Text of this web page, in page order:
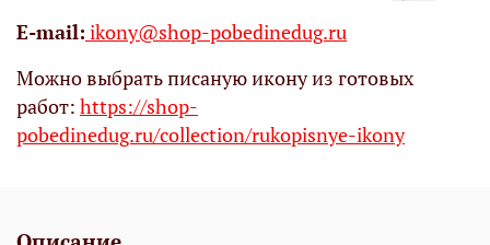
Е-mail: ikony@shop-pobedinedug.ru
Можно выбрать писаную икону из готовых
работ: https://shop-
pobedinedug.ru/collection/rukopisnye-ikony